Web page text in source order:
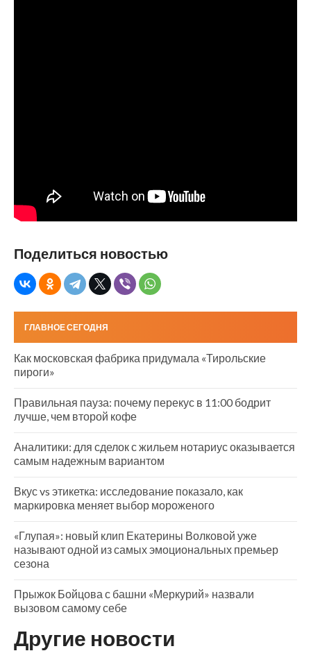
Поделиться новостью
ГЛАВНОЕ СЕГОДНЯ
Как московская фабрика придумала «Тирольские
пироги»
Правильная пауза: почему перекус в 11:00 бодрит
лучше, чем второй кофе
Аналитики: для сделок с жильем нотариус оказывается
самым надежным вариантом
Вкус vs этикетка: исследование показало, как
маркировка меняет выбор мороженого
«Глупая»: новый клип Екатерины Волковой уже
называют одной из самых эмоциональных премьер
сезона
Прыжок Бойцова с башни «Меркурий» назвали
вызовом самому себе
Другие новости